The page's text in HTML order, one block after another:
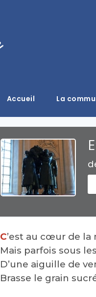
Accueil La
C’est au cœur de la
Mais parfois sous
D’une aiguille de
Brasse le grain